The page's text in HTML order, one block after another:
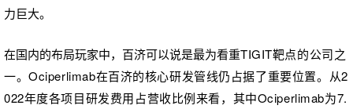
力巨大。
在国内的布局玩家中，百济可以说是最为看重TIGIT靶点的公司之
一。Ociperlimab在百济的核心研发管线仍占据了重要位置。
从2
022年度各项目研发费用占营收比例来看，其中Ociperlimab为7.